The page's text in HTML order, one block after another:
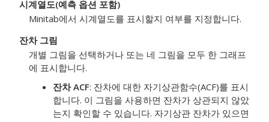
시계열도(예측 옵션 포함)
Minitab에서 시계열도를 표시할지 여부를 지정합니다.
잔차 그림
개별 그림을 선택하거나 또는 네 그림을 모두 한 그래프
에 표시합니다.
잔차 ACF: 잔차에 대한 자기상관함수(ACF)를 표시
합니다. 이 그림을 사용하면 잔차가 상관되지 않았
는지 확인할 수 있습니다. 자기상관 잔차가 있으면